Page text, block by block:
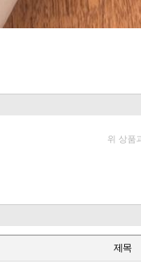
위 상품
제목